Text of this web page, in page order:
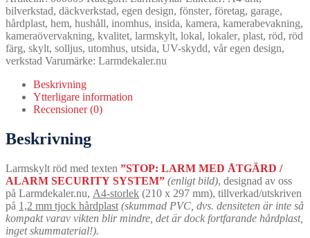
med
vår
egen
design
-
storlek
mängd
bilverkstad, däckverkstad, egen design, fönster, företag, garage,
hårdplast, hem, hushåll, inomhus, insida, kamera, kamerabevakning,
kameraövervakning, kvalitet, larmskylt, lokal, lokaler, plast, röd, röd
färg, skylt, solljus, utomhus, utsida, UV-skydd, vår egen design,
verkstad Varumärke: Larmdekaler.nu
Beskrivning
Ytterligare information
Recensioner (0)
Beskrivning
Larmskylt röd med texten ”STOP: LARM MED ÅTGÄRD /
ALARM SECURITY SYSTEM” (enligt bild), designad av oss
på Larmdekaler.nu, A4-storlek (210 x 297 mm), tillverkad/utskriven
på 1,2 mm tjock hårdplast (skummad PVC, dvs. densiteten är inte så
kompakt varav vikten blir mindre, det är dock fortfarande hårdplast,
inget skummaterial!).